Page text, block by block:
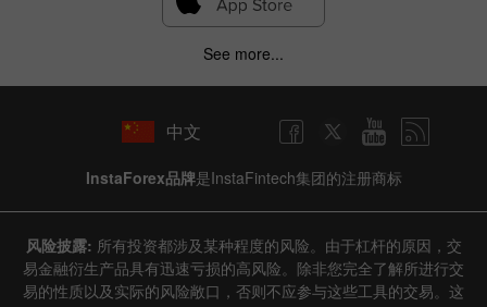
See more...
中文
InstaForex品牌是InstaFintech集团的注册商标
风险披露: 所有投资都涉及某种程度的风险。由于杠杆的原因，交
易金融衍生产品具有迅速亏损的高风险。除非您完全了解所进行交
易的性质以及实际的风险敞口，否则不应参与这些工具的交易。这